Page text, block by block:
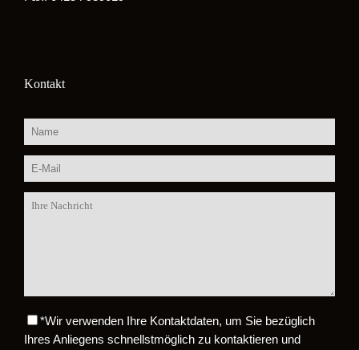
Kontakt
Bitte lasse dieses Feld leer.
*Wir verwenden Ihre Kontaktdaten, um Sie bezüglich
Ihres Anliegens schnellstmöglich zu kontaktieren und